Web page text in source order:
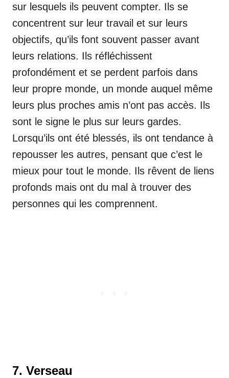
sur lesquels ils peuvent compter. Ils se
concentrent sur leur travail et sur leurs
objectifs, qu’ils font souvent passer avant
leurs relations. Ils réfléchissent
profondément et se perdent parfois dans
leur propre monde, un monde auquel même
leurs plus proches amis n’ont pas accès. Ils
sont le signe le plus sur leurs gardes.
Lorsqu’ils ont été blessés, ils ont tendance à
repousser les autres, pensant que c’est le
mieux pour tout le monde. Ils rêvent de liens
profonds mais ont du mal à trouver des
personnes qui les comprennent.
7. Verseau